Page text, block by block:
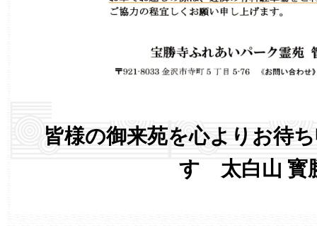
皆様の御来苑を心よりお待
す 太白山 寳